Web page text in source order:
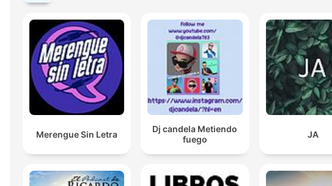
Merengue Sin Letra
Dj candela Metiendo
fuego
JA